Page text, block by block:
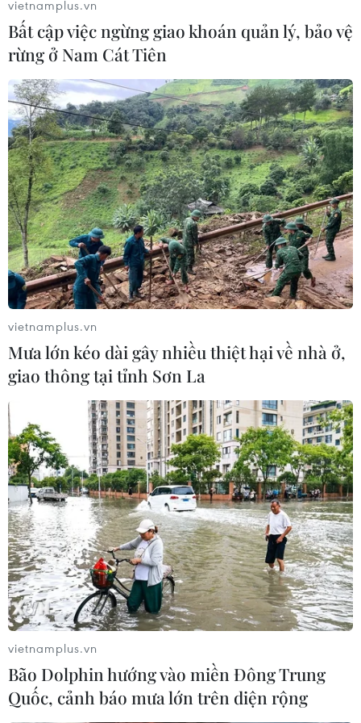
vietnamplus.vn
Bất cập việc ngừng giao khoán quản lý, bảo vệ
rừng ở Nam Cát Tiên
vietnamplus.vn
Mưa lớn kéo dài gây nhiều thiệt hại về nhà ở,
giao thông tại tỉnh Sơn La
vietnamplus.vn
Bão Dolphin hướng vào miền Đông Trung
Quốc, cảnh báo mưa lớn trên diện rộng